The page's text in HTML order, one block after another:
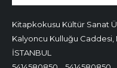
Kitapkokusu Kültür Sanat
Kalyoncu Kulluğu Caddesi,
İSTANBUL